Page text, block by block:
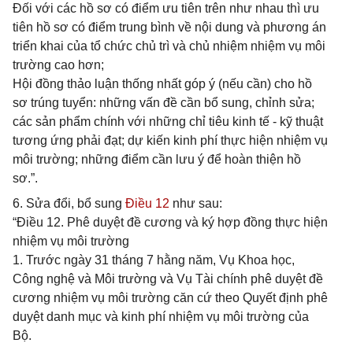
Đối với các hồ sơ có điểm ưu tiên trên như nhau thì ưu
tiên hồ sơ có điểm trung bình về nội dung và phương án
triển khai của tổ chức chủ trì và chủ nhiệm nhiệm vụ môi
trường cao hơn;
Hội đồng thảo luận thống nhất góp ý (nếu cần) cho hồ
sơ trúng tuyển: những vấn đề cần bổ sung, chỉnh sửa;
các sản phẩm chính với những chỉ tiêu kinh tế - kỹ thuật
tương ứng phải đạt; dự kiến kinh phí thực hiện nhiệm vụ
môi trường; những điểm cần lưu ý để hoàn thiện hồ
sơ.”.
6. Sửa đổi, bổ sung Điều 12 như sau:
“Điều 12. Phê duyệt đề cương và ký hợp đồng thực hiện
nhiệm vụ môi trường
1. Trước ngày 31 tháng 7 hằng năm, Vụ Khoa học,
Công nghệ và Môi trường và Vụ Tài chính phê duyệt đề
cương nhiệm vụ môi trường căn cứ theo Quyết định phê
duyệt danh mục và kinh phí nhiệm vụ môi trường của
Bộ.